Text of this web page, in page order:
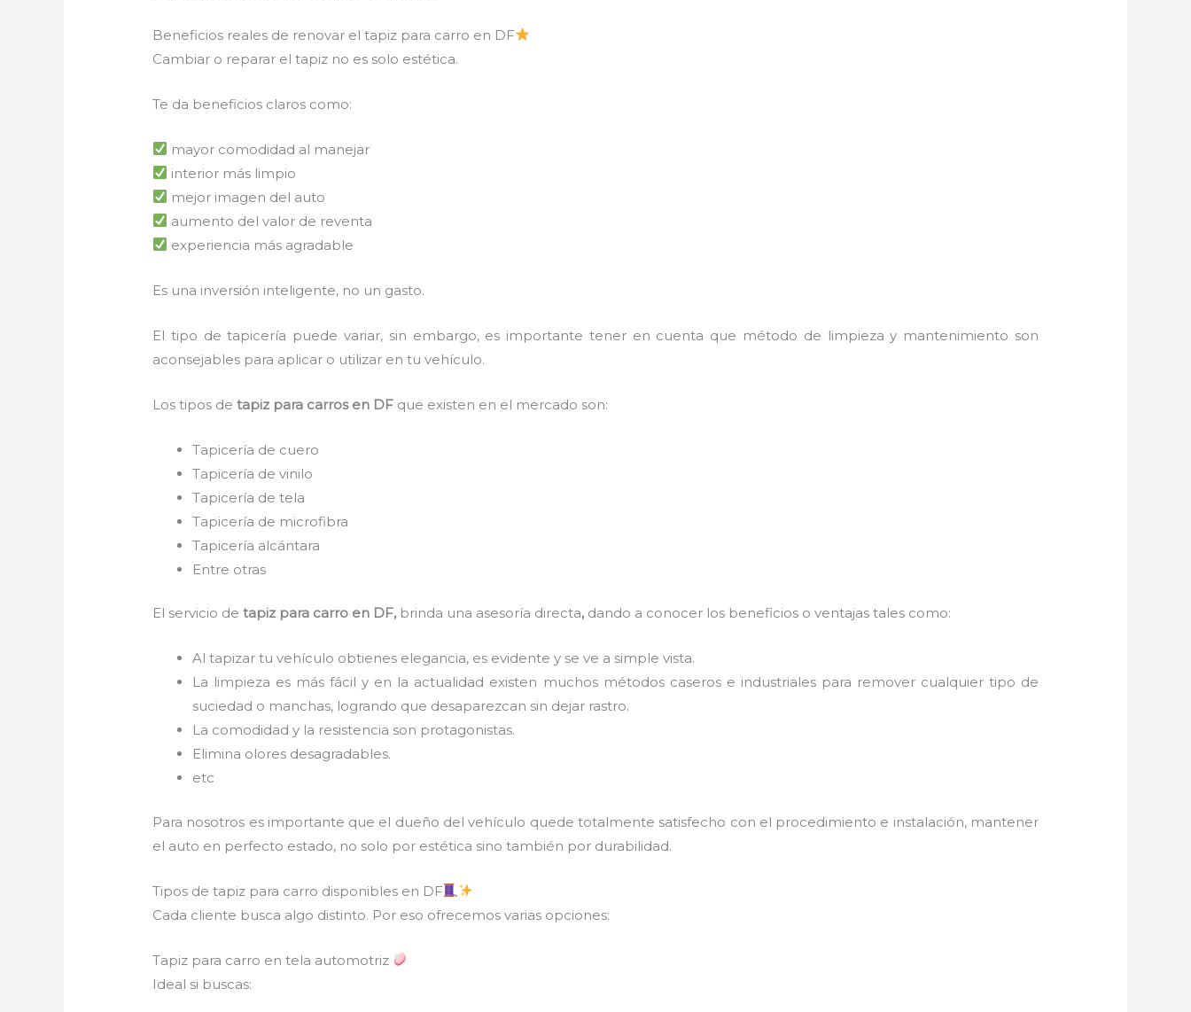
Beneficios reales de renovar el tapiz para carro en DF
Cambiar o reparar el tapiz no es solo estética.
Te da beneficios claros como:
mayor comodidad al manejar
interior más limpio
mejor imagen del auto
aumento del valor de reventa
experiencia más agradable
Es una inversión inteligente, no un gasto.
El tipo de tapicería puede variar, sin embargo, es importante tener en cuenta que método de limpieza y mantenimiento son
aconsejables para aplicar o utilizar en tu vehículo.
Los tipos detapiz para carrosen DF que existen en el mercado son:
Tapicería de cuero
Tapicería de vinilo
Tapicería de tela
Tapicería de microfibra
Tapicería alcántara
Entre otras
El servicio detapiz para carro en DF, brinda una asesoría directa, dando a conocer los beneficios o ventajas tales como:
Al tapizar tu vehículo obtienes elegancia, es evidente y se ve a simple vista.
La limpieza es más fácil y en la actualidad existen muchos métodos caseros e industriales para remover cualquier tipo de
suciedad o manchas, logrando que desaparezcan sin dejar rastro.
La comodidad y la resistencia son protagonistas.
Elimina olores desagradables.
etc
Para nosotros es importante que el dueño del vehículo quede totalmente satisfecho con el procedimiento e instalación, mantener
el auto en perfecto estado, no solo por estética sino también por durabilidad.
Tipos de tapiz para carro disponibles en DF
Cada cliente busca algo distinto. Por eso ofrecemos varias opciones:
Tapiz para carro en tela automotriz
Ideal si buscas: